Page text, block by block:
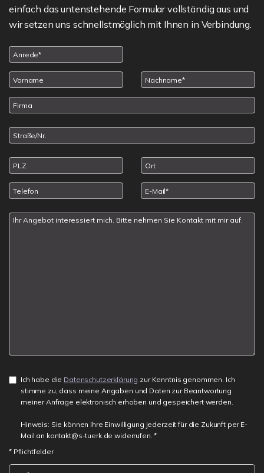
einfach das untenstehende Formular vollständig aus und
wir setzen uns schnellstmöglich mit Ihnen in Verbindung.
Ich habe die Datenschutzerklärung zur Kenntnis genommen. Ich
stimme zu, dass meine Angaben und Daten zur Beantwortung
meiner Anfrage elektronisch erhoben und gespeichert werden.
Hinweis: Sie können Ihre Einwilligung jederzeit für die Zukunft per E-
Mail an kontakt@s-tuerk.de widerrufen. *
* Pflichtfelder